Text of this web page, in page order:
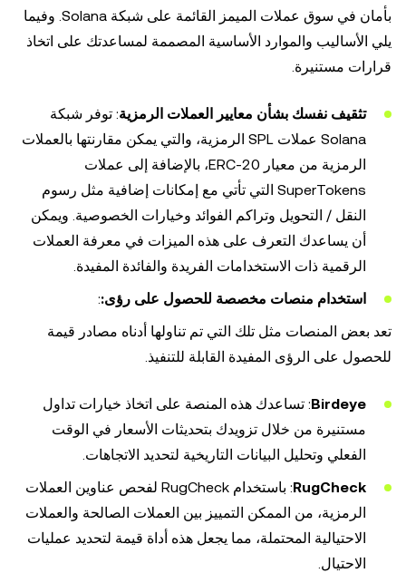
بأمان في سوق عملات الميمز القائمة على شبكة Solana. وفيما
يلي الأساليب والموارد الأساسية المصممة لمساعدتك على اتخاذ
قرارات مستنيرة.
تثقيف نفسك بشأن معايير العملات الرمزية: توفر شبكة
Solana عملات SPL الرمزية، والتي يمكن مقارنتها بالعملات
الرمزية من معيار ERC-20، بالإضافة إلى عملات
SuperTokens التي تأتي مع إمكانات إضافية مثل رسوم
النقل / التحويل وتراكم الفوائد وخيارات الخصوصية. ويمكن
أن يساعدك التعرف على هذه الميزات في معرفة العملات
الرقمية ذات الاستخدامات الفريدة والفائدة المفيدة.
استخدام منصات مخصصة للحصول على رؤى::
تعد بعض المنصات مثل تلك التي تم تناولها أدناه مصادر قيمة
للحصول على الرؤى المفيدة القابلة للتنفيذ.
Birdeye: تساعدك هذه المنصة على اتخاذ خيارات تداول
مستنيرة من خلال تزويدك بتحديثات الأسعار في الوقت
الفعلي وتحليل البيانات التاريخية لتحديد الاتجاهات.
RugCheck
: باستخدام RugCheck لفحص عناوين العملات
الرمزية، من الممكن التمييز بين العملات الصالحة والعملات
الاحتيالية المحتملة، مما يجعل هذه أداة قيمة لتحديد عمليات
الاحتيال.